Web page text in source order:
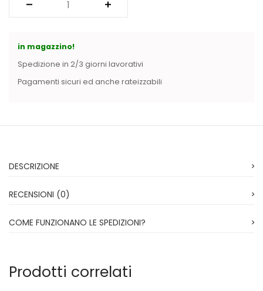
in magazzino!
Spedizione in 2/3 giorni lavorativi
Pagamenti sicuri ed anche rateizzabili
DESCRIZIONE
RECENSIONI (0)
COME FUNZIONANO LE SPEDIZIONI?
Prodotti correlati